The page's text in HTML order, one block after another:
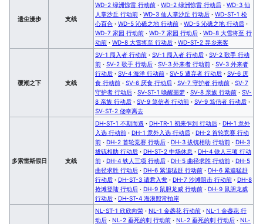
遗尘漫步 支线
WD-2 绿洲惊雷 行动前 · WD-2 绿洲惊雷 行动后 · WD-3 仙
人掌沙丘 行动前 · WD-3 仙人掌沙丘 行动后 · WD-ST-1 松
心百合 · WD-5 沁礁之地 行动前 · WD-5 沁礁之地 行动后 ·
WD-7 家园 行动前 · WD-7 家园 行动后 · WD-8 大雪将至 行
动前 · WD-8 大雪将至 行动后 · WD-ST-2 异乡来客
覆潮之下 支线
SV-1 闯入者 行动前 · SV-1 闯入者 行动后 · SV-2 歌手 行动
前 · SV-2 歌手 行动后 · SV-3 外来者 行动前 · SV-3 外来者
行动后 · SV-4 海洋 行动前 · SV-5 遭弃者 行动后 · SV-6 厌
食 行动前 · SV-6 厌食 行动后 · SV-7 守护者 行动前 · SV-7
守护者 行动后 · SV-ST-1 唤醒噩梦 · SV-8 亲族 行动前 · SV-
8 亲族 行动后 · SV-9 笃信者 行动前 · SV-9 笃信者 行动后 ·
SV-ST-2 侥幸离去
多索雷斯假日 支线
DH-ST-1 不期而遇 · DH-TR-1 初来乍到 行动后 · DH-1 意外
入选 行动前 · DH-1 意外入选 行动后 · DH-2 首轮竞赛 行动
前 · DH-2 首轮竞赛 行动后 · DH-3 拔铳相助 行动前 · DH-3
拔铳相助 行动后 · DH-ST-2 中场休息 · DH-4 铁人三项 行动
前 · DH-4 铁人三项 行动后 · DH-5 曲径求胜 行动前 · DH-5
曲径求胜 行动后 · DH-6 紧追猛赶 行动前 · DH-6 紧追猛赶
行动后 · DH-ST-3 请君入瓮 · DH-7 沙滩阻击 行动前 · DH-8
抢滩登陆 行动后 · DH-9 鼠胆龙威 行动前 · DH-9 鼠胆龙威
行动后 · DH-ST-4 海浪照常拍岸
NL-ST-1 欣欣向荣 · NL-1 金盏花 行动前 · NL-1 金盏花 行
动后 · NL-2 垂死的刺 行动前 · NL-2 垂死的刺 行动后 · NL-